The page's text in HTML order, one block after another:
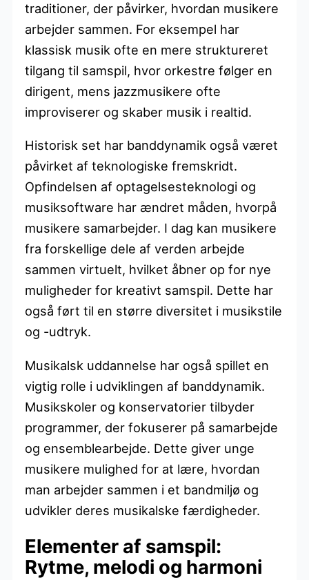
traditioner, der påvirker, hvordan musikere
arbejder sammen. For eksempel har
klassisk musik ofte en mere struktureret
tilgang til samspil, hvor orkestre følger en
dirigent, mens jazzmusikere ofte
improviserer og skaber musik i realtid.
Historisk set har banddynamik også været
påvirket af teknologiske fremskridt.
Opfindelsen af optagelsesteknologi og
musiksoftware har ændret måden, hvorpå
musikere samarbejder. I dag kan musikere
fra forskellige dele af verden arbejde
sammen virtuelt, hvilket åbner op for nye
muligheder for kreativt samspil. Dette har
også ført til en større diversitet i musikstile
og -udtryk.
Musikalsk uddannelse har også spillet en
vigtig rolle i udviklingen af banddynamik.
Musikskoler og konservatorier tilbyder
programmer, der fokuserer på samarbejde
og ensemblearbejde. Dette giver unge
musikere mulighed for at lære, hvordan
man arbejder sammen i et bandmiljø og
udvikler deres musikalske færdigheder.
Elementer af samspil:
Rytme, melodi og harmoni